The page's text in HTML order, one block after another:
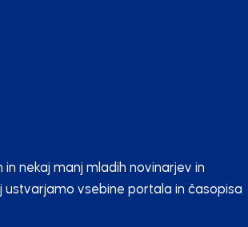
in nekaj manj mladih novinarjev in
ustvarjamo vsebine portala in časopisa